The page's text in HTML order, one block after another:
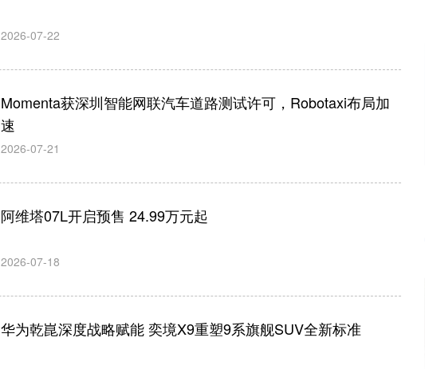
2026-07-22
Momenta获深圳智能网联汽车道路测试许可，Robotaxi布局加
速
2026-07-21
阿维塔07L开启预售 24.99万元起
2026-07-18
华为乾崑深度战略赋能 奕境X9重塑9系旗舰SUV全新标准